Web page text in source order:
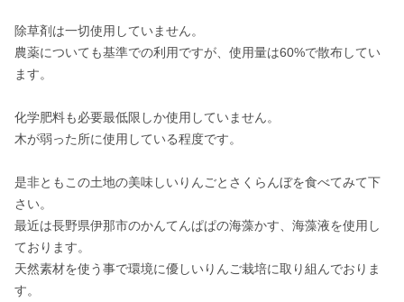
除草剤は一切使用していません。
農薬についても基準での利用ですが、使用量は60%で散布してい
ます。
化学肥料も必要最低限しか使用していません。
木が弱った所に使用している程度です。
是非ともこの土地の美味しいりんごとさくらんぼを食べてみて下
さい。
最近は長野県伊那市のかんてんぱぱの海藻かす、海藻液を使用し
ております。
天然素材を使う事で環境に優しいりんご栽培に取り組んでおりま
す。